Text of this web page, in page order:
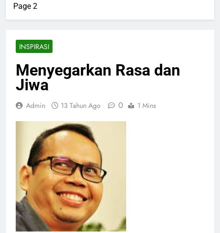
Page 2
INSPIRASI
Menyegarkan Rasa dan
Jiwa
Admin 13 Tahun Ago 0 1 Mins